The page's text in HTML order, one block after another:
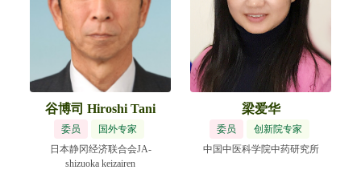
谷博司 Hiroshi Tani
委员
国外专家
日本静冈经济联合会JA-
shizuoka keizairen
梁爱华
委员
创新院专家
中国中医科学院中药研究所